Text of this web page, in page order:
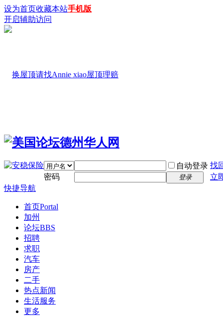
设为首页收藏本站手机版
开启辅助访问
自动登录 找
密码
登录
立
快捷导航
首页Portal
加州
论坛BBS
招聘
求职
汽车
房产
二手
热点新闻
生活服务
更多